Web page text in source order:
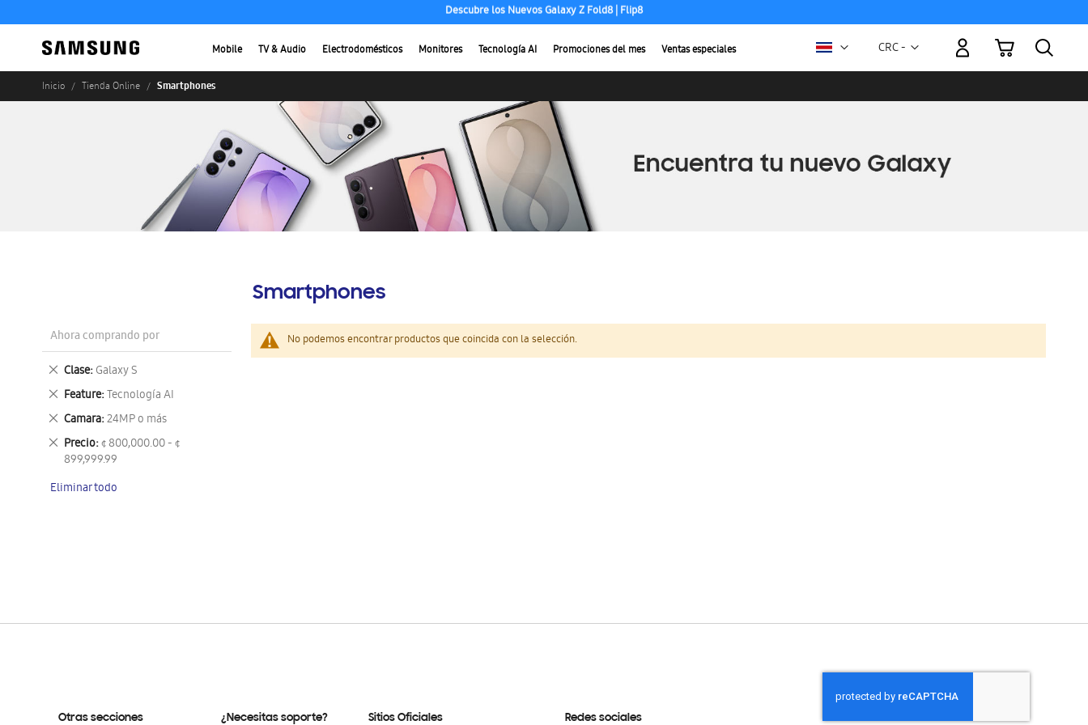
Hasta 24 cuotas sin intereses
Mobile TV & Audio Electrodomésticos Monitores Tecnología AI Promociones del mes Ventas especiales Moneda
CRC -
Mi carrito
Inicio Tienda Online Smartphones
Smartphones
No podemos encontrar productos que coincida con la selección.
Ahora comprando por
Clase Galaxy S
Eliminar
este
artículo
Feature Tecnología AI
Eliminar
este
artículo
Camara 24MP o más
Eliminar
este
artículo
Precio ¢ 800,000.00 - ¢
899,999.99
Eliminar
este
Eliminar todo
Otras secciones ¿Necesitas soporte? Sitios Oficiales Redes sociales